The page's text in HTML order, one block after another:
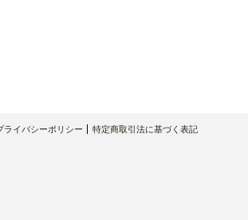
ライバシーポリシー 特定商取引法に基づく表記